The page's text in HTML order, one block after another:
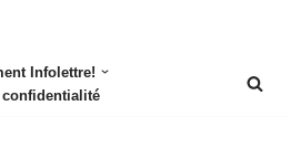
Infolettre!